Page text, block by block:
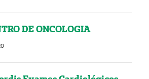
DE ONCOLOGIA